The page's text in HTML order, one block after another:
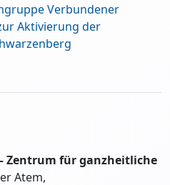
Verbundener
Aktivierung der
– Zentrum für ganzheitliche
Atem,